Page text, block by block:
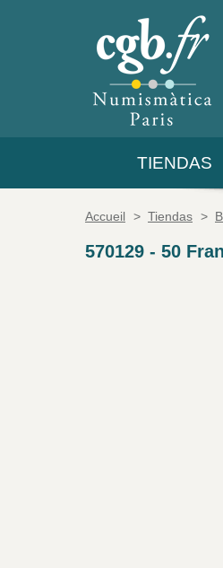
TIENDAS
Accueil > Tiendas >
570129 - 50